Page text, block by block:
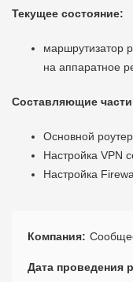
Текущее состояние:
маршрутизатор
на аппаратное
Составляющие части
Основной
Настройка VPN
Настройка
Компания
Дата проведения